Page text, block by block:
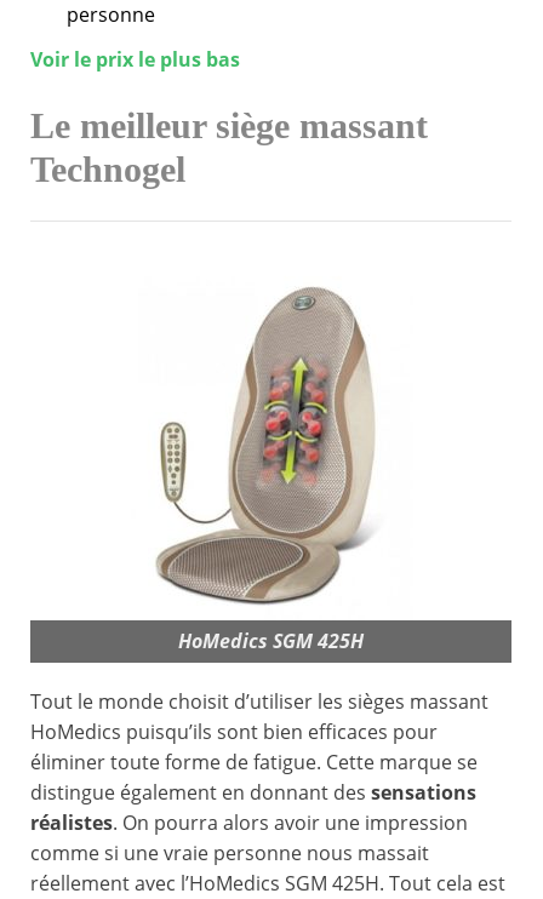
personne
Voir le prix le plus bas
Le meilleur siège massant
Technogel
HoMedics SGM 425H
Tout le monde choisit d’utiliser les sièges massant
HoMedics puisqu’ils sont bien efficaces pour
éliminer toute forme de fatigue. Cette marque se
distingue également en donnant des sensations
réalistes. On pourra alors avoir une impression
comme si une vraie personne nous massait
réellement avec l’HoMedics SGM 425H. Tout cela est